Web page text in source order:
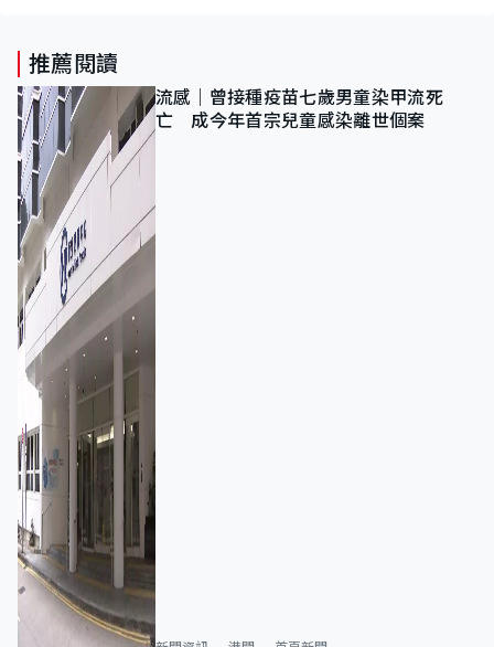
推薦閱讀
流感｜曾接種疫苗七歲男童染甲流死
亡 成今年首宗兒童感染離世個案